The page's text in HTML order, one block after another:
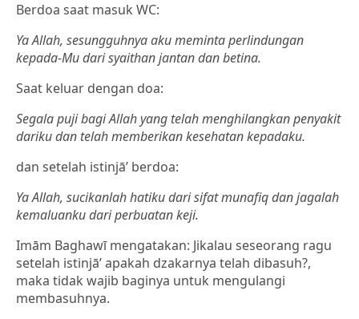
Berdoa saat masuk WC:
Ya Allah, sesungguhnya aku meminta perlindungan
kepada-Mu dari syaithan jantan dan betina.
Saat keluar dengan doa:
Segala puji bagi Allah yang telah menghilangkan penyakit
dariku dan telah memberikan kesehatan kepadaku.
dan setelah istinjā’ berdoa:
Ya Allah, sucikanlah hatiku dari sifat munafiq dan jagalah
kemaluanku dari perbuatan keji.
Imām Baghawī mengatakan: Jikalau seseorang ragu
setelah istinjā’ apakah dzakarnya telah dibasuh?,
maka tidak wajib baginya untuk mengulangi
membasuhnya.